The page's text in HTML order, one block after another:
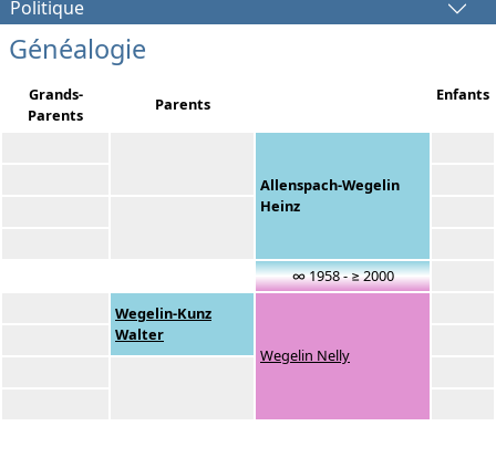
Politique
Généalogie
Grands-
Parents
Parents Enfants
Allenspach-Wegelin
Heinz
∞ 1958 - ≥ 2000
Wegelin-Kunz
Walter
Wegelin Nelly